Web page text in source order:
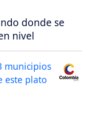
donde se
nivel